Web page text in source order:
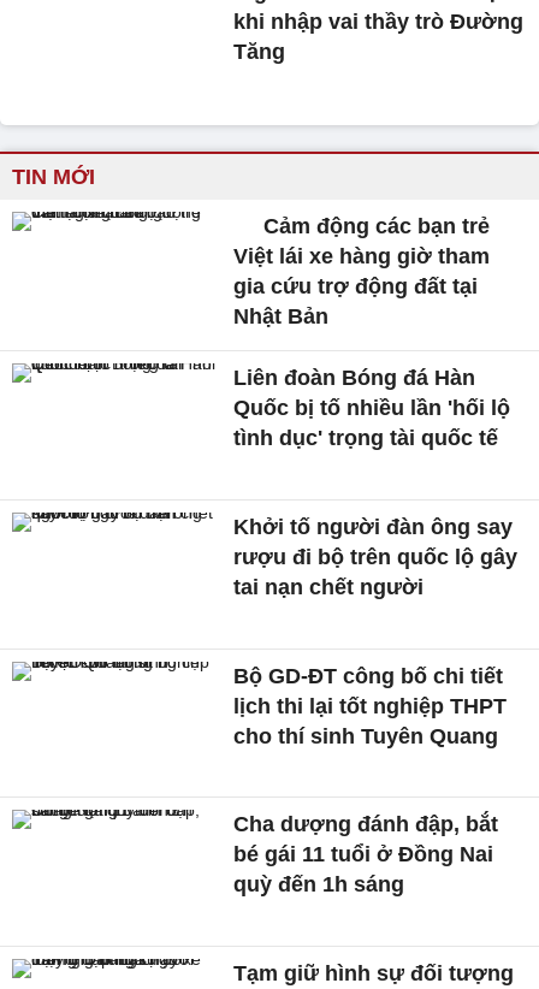
khi nhập vai thầy trò Đường
Tăng
TIN MỚI
Cảm động các bạn trẻ
Việt lái xe hàng giờ tham
gia cứu trợ động đất tại
Nhật Bản
Liên đoàn Bóng đá Hàn
Quốc bị tố nhiều lần 'hối lộ
tình dục' trọng tài quốc tế
Khởi tố người đàn ông say
rượu đi bộ trên quốc lộ gây
tai nạn chết người
Bộ GD-ĐT công bố chi tiết
lịch thi lại tốt nghiệp THPT
cho thí sinh Tuyên Quang
Cha dượng đánh đập, bắt
bé gái 11 tuổi ở Đồng Nai
quỳ đến 1h sáng
Tạm giữ hình sự đối tượng